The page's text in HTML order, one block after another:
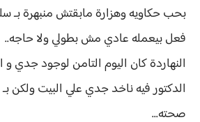
بحب حكاويه وهزارة مابقتش منبهرة بـ
فعل بيعمله عادي مش بطولي ولا حاجه..
النهاردة كان اليوم التامن لوجود جدي و
الدكتور فيه ناخد جدي علي البيت ولكن بـ
صحته...